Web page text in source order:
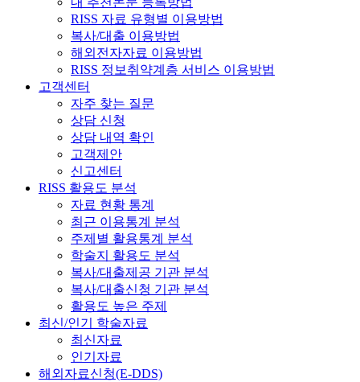
RISS 자료 유형별 이용방법
복사/대출 이용방법
해외전자자료 이용방법
RISS 정보취약계층 서비스 이용방법
고객센터
자주 찾는 질문
상담 신청
상담 내역 확인
고객제안
신고센터
RISS 활용도 분석
자료 현황 통계
최근 이용통계 분석
주제별 활용통계 분석
학술지 활용도 분석
복사/대출제공 기관 분석
복사/대출신청 기관 분석
활용도 높은 주제
최신/인기 학술자료
최신자료
인기자료
해외자료신청(E-DDS)